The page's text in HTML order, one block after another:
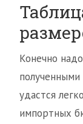
Конечно
полученными
удастся
импортных